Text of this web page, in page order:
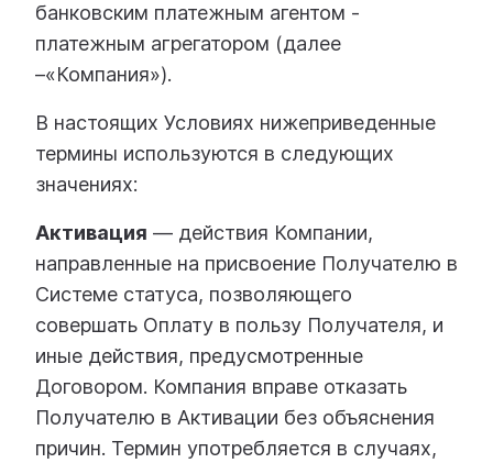
банковским платежным агентом -
платежным агрегатором (далее
–«Компания»).
В настоящих Условиях нижеприведенные
термины используются в следующих
значениях:
Активация — действия Компании,
направленные на присвоение Получателю в
Системе статуса, позволяющего
совершать Оплату в пользу Получателя, и
иные действия, предусмотренные
Договором. Компания вправе отказать
Получателю в Активации без объяснения
причин. Термин употребляется в случаях,